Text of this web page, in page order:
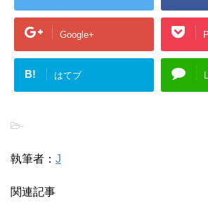
Google+
B! はてブ
-
執筆者： J
関連記事